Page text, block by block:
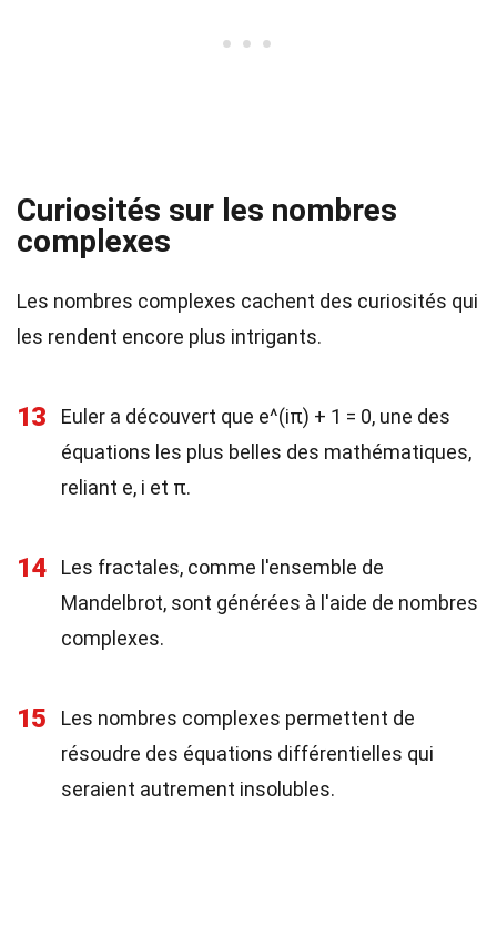
Curiosités sur les nombres
complexes
Les nombres complexes cachent des curiosités qui
les rendent encore plus intrigants.
13
Euler a découvert que e^(iπ) + 1 = 0, une des
équations les plus belles des mathématiques,
reliant e, i et π.
14
Les fractales, comme l'ensemble de
Mandelbrot, sont générées à l'aide de nombres
complexes.
15
Les nombres complexes permettent de
résoudre des équations différentielles qui
seraient autrement insolubles.